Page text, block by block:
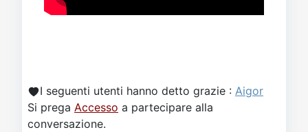
I seguenti utenti hanno detto grazie : Aigor
Si prega Accesso a partecipare alla
conversazione.